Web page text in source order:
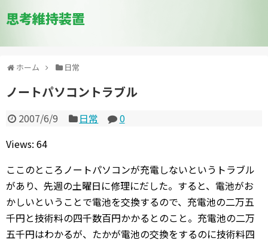
思考維持装置
ホーム 日常
ノートパソコントラブル
2007/6/9 日常
0
Views: 64
ここのところノートパソコンが充電しないというトラブル
があり、先週の土曜日に修理にだした。すると、電池がお
かしいということで電池を交換するので、充電池の二万五
千円と技術料の四千数百円かかるとのこと。充電池の二万
五千円はわかるが、たかが電池の交換をするのに技術料四